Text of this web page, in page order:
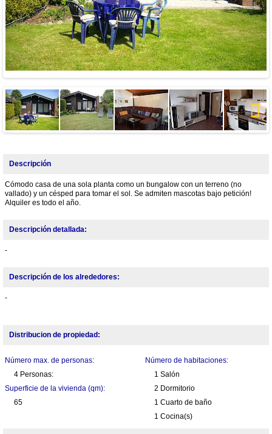
Next
Descripción
Cómodo casa de una sola planta como un bungalow con un terreno (no
vallado) y un césped para tomar el sol. Se admiten mascotas bajo petición!
Alquiler es todo el año.
Descripción detallada:
-
Descripción de los alrededores:
-
Distribucion de propiedad:
Número max. de personas:
4 Personas:
Superficie de la vivienda (qm):
65
Número de habitaciones:
1 Salón
2 Dormitorio
1 Cuarto de baño
1 Cocina(s)